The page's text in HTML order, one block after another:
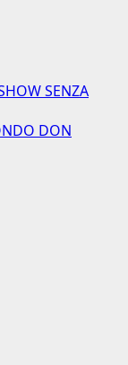
SENZA
DON